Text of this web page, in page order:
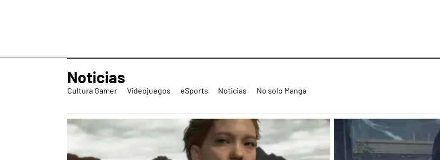
Noticias
Cultura Gamer Videojuegos eSports Noticias No solo Manga